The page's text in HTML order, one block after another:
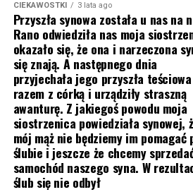
CIEKAWOSTKI 3 lata ago
Przyszła synowa została u nas na
Rano odwiedziła nas moja
okazało się, że ona i narzeczona
się znają. A następnego dnia
przyjechała jego przyszła teściowa
razem z córką i urządziły straszną
awanturę. Z jakiegoś powodu moja
siostrzenica powiedziała synowej,
mój mąż nie będziemy im pomagać
ślubie i jeszcze że chcemy
samochód naszego syna. W
ślub się nie odbył